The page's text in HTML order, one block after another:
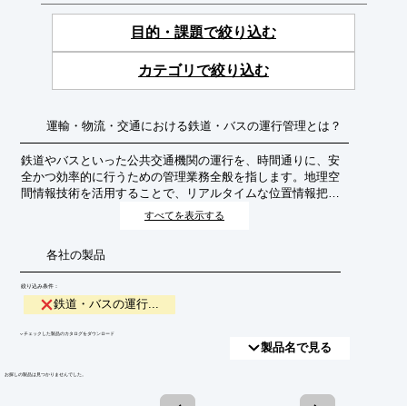
目的・課題で絞り込む
カテゴリで絞り込む
運輸・物流・交通における鉄道・バスの運行管理とは？
鉄道やバスといった公共交通機関の運行を、時間通りに、安
全かつ効率的に行うための管理業務全般を指します。地理空
間情報技術を活用することで、リアルタイムな位置情報把
握、遅延予測、最適なダイヤ編成、緊急時の迅速な対応など
すべてを表示する
各社の製品
絞り込み条件：
鉄道・バスの運行...
​▼チェックした製品のカタログをダウンロード
製品名で見る
​お探しの製品は見つかりませんでした。